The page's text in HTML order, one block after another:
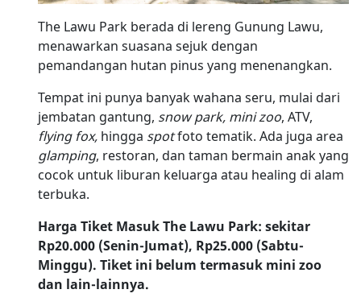
The Lawu Park berada di lereng Gunung Lawu,
menawarkan suasana sejuk dengan
pemandangan hutan pinus yang menenangkan.
Tempat ini punya banyak wahana seru, mulai dari
jembatan gantung, snow park, mini zoo, ATV,
flying fox, hingga spotfoto tematik. Ada juga area
glamping, restoran, dan taman bermain anak yang
cocok untuk liburan keluarga atau healing di alam
terbuka.
Harga Tiket Masuk The Lawu Park: sekitar
Rp20.000 (Senin-Jumat), Rp25.000 (Sabtu-
Minggu). Tiket ini belum termasuk mini zoo
dan lain-lainnya.